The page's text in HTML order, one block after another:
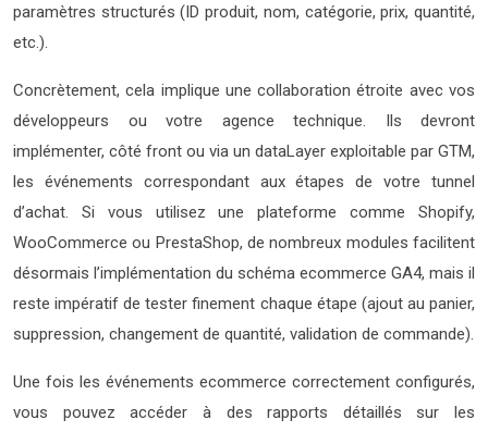
paramètres structurés (ID produit, nom, catégorie, prix, quantité,
etc.).
Concrètement, cela implique une collaboration étroite avec vos
développeurs ou votre agence technique. Ils devront
implémenter, côté front ou via un dataLayer exploitable par GTM,
les événements correspondant aux étapes de votre tunnel
d’achat. Si vous utilisez une plateforme comme Shopify,
WooCommerce ou PrestaShop, de nombreux modules facilitent
désormais l’implémentation du schéma ecommerce GA4, mais il
reste impératif de tester finement chaque étape (ajout au panier,
suppression, changement de quantité, validation de commande).
Une fois les événements ecommerce correctement configurés,
vous pouvez accéder à des rapports détaillés sur les